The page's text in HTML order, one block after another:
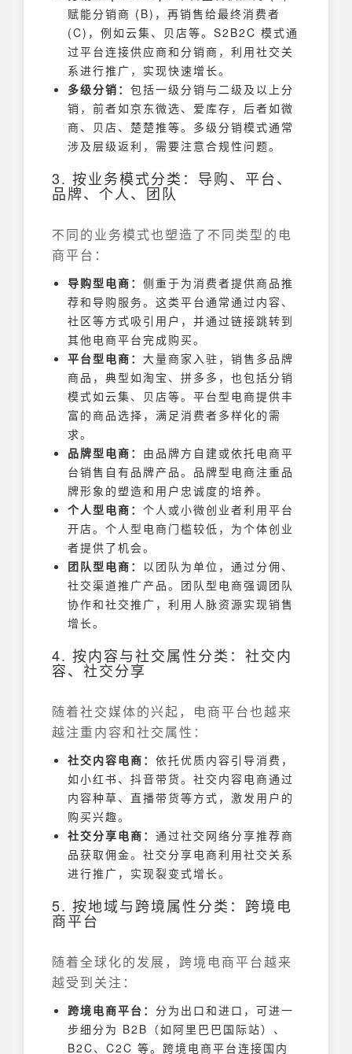
赋能分销商 (B)，再销售给最终消费者
(C)，例如云集、贝店等。S2B2C 模式通
过平台连接供应商和分销商，利用社交关
系进行推广，实现快速增长。
多级分销： 包括一级分销与二级及以上分
销，前者如京东微选、爱库存，后者如微
商、贝店、楚楚推等。多级分销模式通常
涉及层级返利，需要注意合规性问题。
3. 按业务模式分类：导购、平台、
品牌、个人、团队
不同的业务模式也塑造了不同类型的电
商平台：
导购型电商： 侧重于为消费者提供商品推
荐和导购服务。这类平台通常通过内容、
社区等方式吸引用户，并通过链接跳转到
其他电商平台完成购买。
平台型电商： 大量商家入驻，销售多品牌
商品，典型如淘宝、拼多多，也包括分销
模式如云集、贝店等。平台型电商提供丰
富的商品选择，满足消费者多样化的需
求。
品牌型电商： 由品牌方自建或依托电商平
台销售自有品牌产品。品牌型电商注重品
牌形象的塑造和用户忠诚度的培养。
个人型电商： 个人或小微创业者利用平台
开店。个人型电商门槛较低，为个体创业
者提供了机会。
团队型电商： 以团队为单位，通过分佣、
社交渠道推广产品。团队型电商强调团队
协作和社交推广，利用人脉资源实现销售
增长。
4. 按内容与社交属性分类：社交内
容、社交分享
随着社交媒体的兴起，电商平台也越来
越注重内容和社交属性：
社交内容电商： 依托优质内容引导消费，
如小红书、抖音带货。社交内容电商通过
内容种草、直播带货等方式，激发用户的
购买兴趣。
社交分享电商： 通过社交网络分享推荐商
品获取佣金。社交分享电商利用社交关系
进行推广，实现裂变式增长。
5. 按地域与跨境属性分类：跨境电
商平台
随着全球化的发展，跨境电商平台越来
越受到关注：
跨境电商平台： 分为出口和进口，可进一
步细分为 B2B（如阿里巴巴国际站）、
B2C、C2C 等。跨境电商平台连接国内